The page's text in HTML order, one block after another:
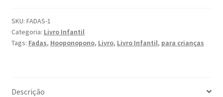
SKU: FADAS-1
Categoria: Livro Infantil
Tags: Fadas, Hooponopono, Livro, Livro Infantil, para crianças
Descrição